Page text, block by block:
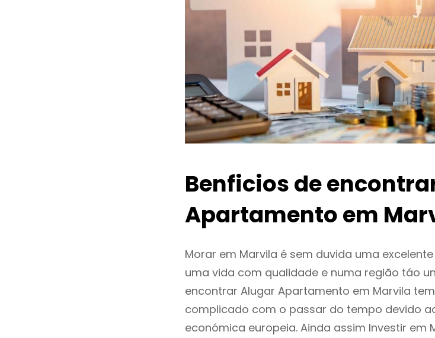
Benficios de
Apartamento em
Morar em Marvila é sem duvida uma
uma vida com qualidade e numa região táo
encontrar Alugar Apartamento em Marvila
complicado com o passar do tempo devido
económica europeia. Ainda assim Investir em